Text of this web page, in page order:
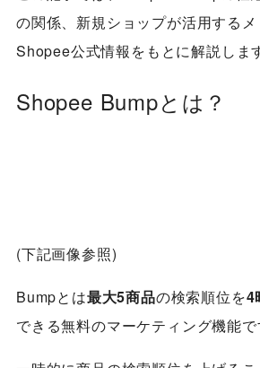
の関係、新規ショップが活用するメ
Shopee公式情報をもとに解説しま
Shopee Bumpとは？
(下記画像参照)
Bumpとは最大5商品の検索順位を4
できる無料のマーケティング機能で